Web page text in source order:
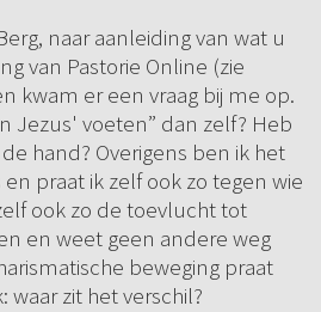
naar aanleiding van wat u
van Pastorie Online (zie
kwam er een vraag bij me op.
Jezus' voeten” dan zelf? Heb
hand? Overigens ben ik het
praat ik zelf ook zo tegen wie
ook zo de toevlucht tot
en weet geen andere weg
beweging praat
waar zit het verschil?